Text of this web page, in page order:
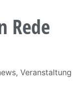
Rede
, Veranstaltung